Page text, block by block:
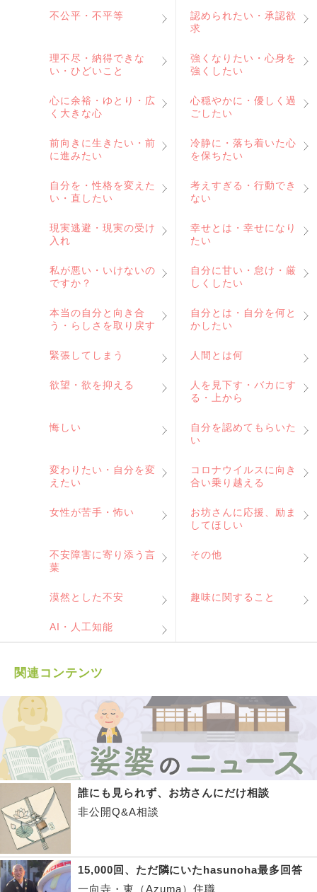
不公平・不平等
認められたい・承認欲
求
理不尽・納得できな
い・ひどいこと
強くなりたい・心身を
強くしたい
心に余裕・ゆとり・広
く大きな心
心穏やかに・優しく過
ごしたい
前向きに生きたい・前
に進みたい
冷静に・落ち着いた心
を保ちたい
自分を・性格を変えた
い・直したい
考えすぎる・行動でき
ない
現実逃避・現実の受け
入れ
幸せとは・幸せになり
たい
私が悪い・いけないの
ですか？
自分に甘い・怠け・厳
しくしたい
本当の自分と向き合
う・らしさを取り戻す
自分とは・自分を何と
かしたい
緊張してしまう 人間とは何
欲望・欲を抑える
人を見下す・バカにす
る・上から
悔しい
自分を認めてもらいた
い
変わりたい・自分を変
えたい
コロナウイルスに向き
合い乗り越える
女性が苦手・怖い
お坊さんに応援、励ま
してほしい
不安障害に寄り添う言
葉
その他
漠然とした不安 趣味に関すること
AI・人工知能
関連コンテンツ
誰にも見られず、お坊さんにだけ相談
非公開Q&A相談
15,000回、ただ隣にいたhasunoha最多回答
一向寺・東（Azuma）住職